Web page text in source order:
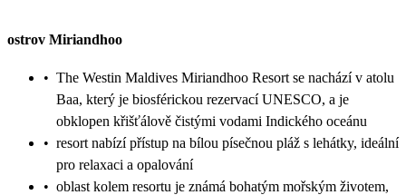
ostrov Miriandhoo
• The Westin Maldives Miriandhoo Resort se nachází v atolu
Baa, který je biosférickou rezervací UNESCO, a je
obklopen křišťálově čistými vodami Indického oceánu
• resort nabízí přístup na bílou písečnou pláž s lehátky, ideální
pro relaxaci a opalování
• oblast kolem resortu je známá bohatým mořským životem,